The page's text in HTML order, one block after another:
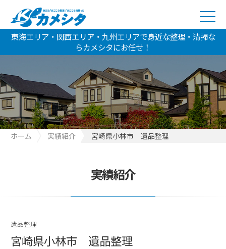
東海エリア・関西エリア・九州エリアで身近な整理・清掃な
らカメシタにお任せ！
ホーム 実績紹介 宮崎県小林市 遺品整理
実績紹介
遺品整理
宮崎県小林市 遺品整理